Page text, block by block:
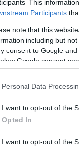
This
Participants
note that this
including but
consent to Google
Google consent
Personal Data
I want to opt-out of the
Opted In
I want to opt-out of the